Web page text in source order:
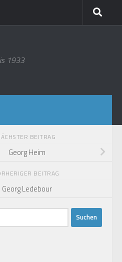
1933
BEITRAG
Georg Heim
BEITRAG
Georg Ledebour